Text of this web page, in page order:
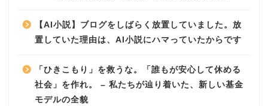
【AI小説】ブログをしばらく放置していました。放
置していた理由は、AI小説にハマっていたからです
「ひきこもり」を救うな。「誰もが安心して休める
社会」を作れ。 – 私たちが辿り着いた、新しい基金
モデルの全貌